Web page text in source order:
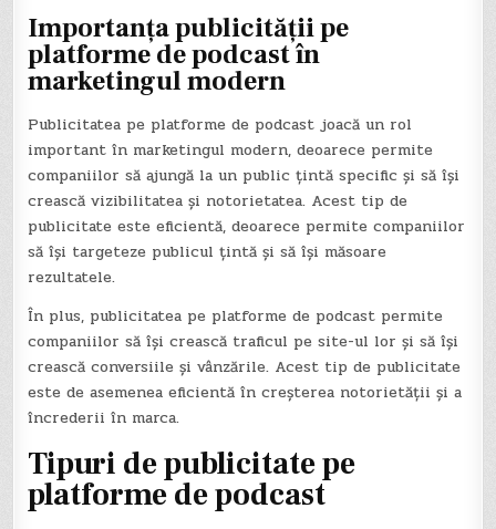
Importanța publicității pe
platforme de podcast în
marketingul modern
Publicitatea pe platforme de podcast joacă un rol
important în marketingul modern, deoarece permite
companiilor să ajungă la un public țintă specific și să își
crească vizibilitatea și notorietatea. Acest tip de
publicitate este eficientă, deoarece permite companiilor
să își targeteze publicul țintă și să își măsoare
rezultatele.
În plus, publicitatea pe platforme de podcast permite
companiilor să își crească traficul pe site-ul lor și să își
crească conversiile și vânzările. Acest tip de publicitate
este de asemenea eficientă în creșterea notorietății și a
încrederii în marca.
Tipuri de publicitate pe
platforme de podcast